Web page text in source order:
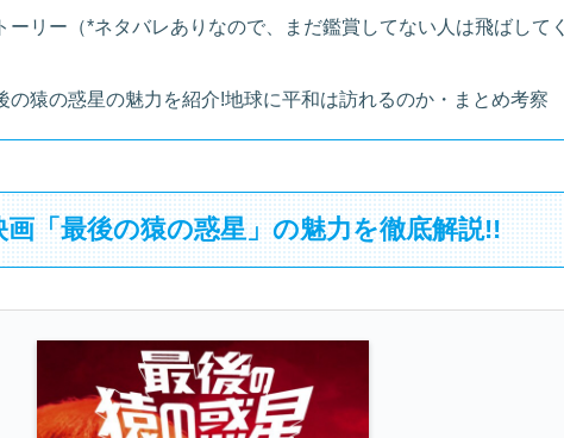
ーリー（*ネタバレありなので、まだ鑑賞してない人は飛ばしてく
の猿の惑星の魅力を紹介!地球に平和は訪れるのか・まとめ考察
「最後の猿の惑星」の魅力を徹底解説!!